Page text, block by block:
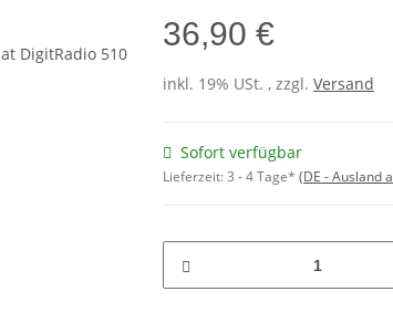
36,90 €
inkl. 19% USt. , zzgl. Versand
Sofort verfügbar
Lieferzeit:3 - 4 Tage* (DE - Ausland